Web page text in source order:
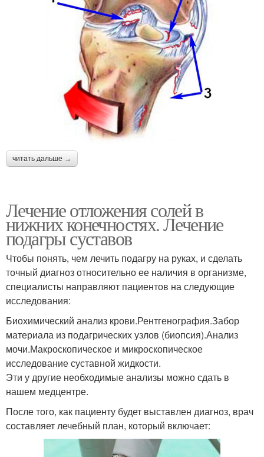
читать дальше →
Лечение отложения солей в
нижних конечностях. Лечение
подагры суставов
Чтобы понять, чем лечить подагру на руках, и сделать
точный диагноз относительно ее наличия в организме,
специалисты направляют пациентов на следующие
исследования:
Биохимический анализ крови.Рентгенография.Забор
материала из подагрических узлов (биопсия).Анализ
мочи.Макроскопическое и микроскопическое
исследование суставной жидкости.
Эти у другие необходимые анализы можно сдать в
нашем медцентре.
После того, как пациенту будет выставлен диагноз, врач
составляет лечебный план, который включает: